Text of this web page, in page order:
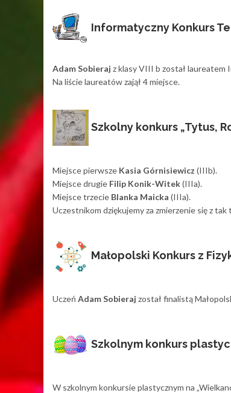
Informatyczny Konkurs
Adam Sobieraj z klasy VIII b został laureatem
Na liście laureatów zajął 4 miejsce.
Szkolny konkurs „Tytus,
Miejsce pierwsze Kasia Górnisiewicz (IIIb).
Miejsce drugie Filip Konik-Witek(IIIa).
Miejsce trzecie Blanka Maicka (IIIa).
Uczestnikom dziękujemy za zmierzenie się z
Małopolski Konkurs z
Uczeń Adam Sobieraj został finalistą
Szkolnym konkurs
W szkolnym konkursie plastycznym na